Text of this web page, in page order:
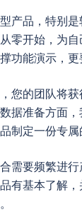
产品，特别
零开始，为
功能演示，
您的团队将
据准备方面
制定一份专属
需要频繁进
有基本了解